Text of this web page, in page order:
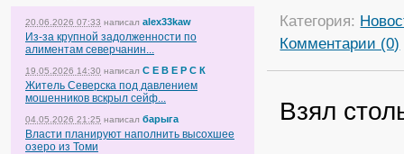
20.06.2026 07:33 написал alex33kaw
Из-за крупной задолженности по
алиментам северчанин...
19.05.2026 14:30 написал С Е В Е Р С К
Житель Северска под давлением
мошенников вскрыл сейф...
04.05.2026 21:25 написал барыга
Власти планируют наполнить высохшее
озеро из Томи
Категория:
Комментарии (0)
Взял